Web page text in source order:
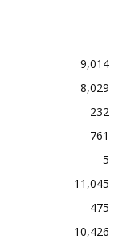
9,014
8,029
232
761
5
11,045
475
10,426